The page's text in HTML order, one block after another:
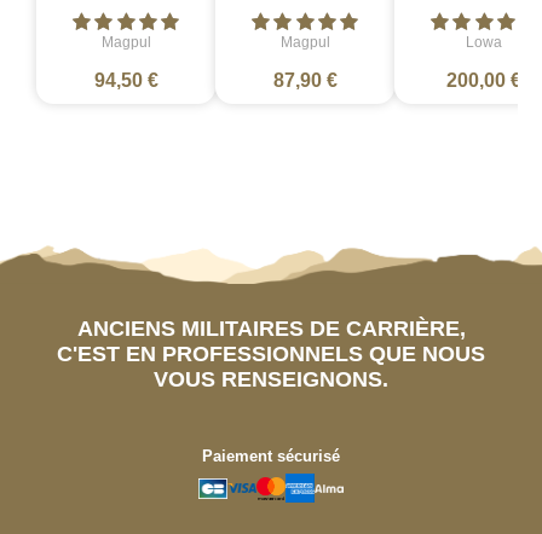
Magpul
94,50 €
Magpul
87,90 €
Lowa
200,00 €
ANCIENS MILITAIRES DE CARRIÈRE,
C'EST EN PROFESSIONNELS QUE NOUS
VOUS RENSEIGNONS.
Paiement sécurisé